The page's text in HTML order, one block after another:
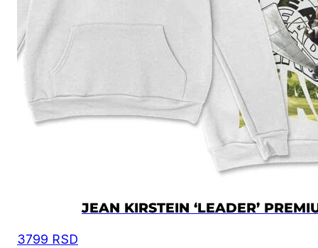
JEAN KIRSTEIN ‘LEADER’
3799 RSD